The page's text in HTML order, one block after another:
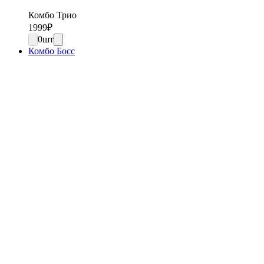
Комбо Трио
1999₽
0шт
Комбо Босс